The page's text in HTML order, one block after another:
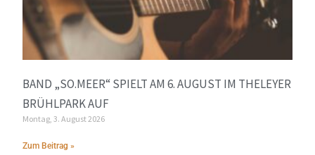
BAND „SO.MEER“ SPIELT AM 6. AUGUST IM THELEYER
BRÜHLPARK AUF
Montag, 3. August 2026
Zum Beitrag »